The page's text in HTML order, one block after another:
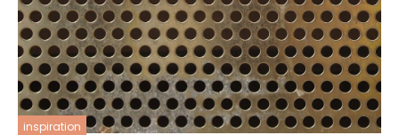
inspiration